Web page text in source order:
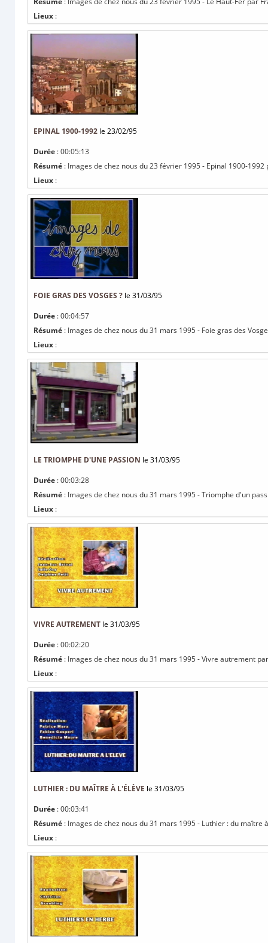
Lieux :
EPINAL 1900-1992 le 23/02/95
Durée : 00:05:13
Résumé : Images de chez nous du 23 février 1995 - Epinal 1900-
Lieux :
FOIE GRAS DES VOSGES ? le 31/03/95
Durée : 00:04:57
Résumé : Images de chez nous du 31 mars 1995 - Foie gras des
Lieux :
LE TRIOMPHE D'UNE PASSION le 31/03/95
Durée : 00:03:28
Résumé : Images de chez nous du 31 mars 1995 - Triomphe d'un
Lieux :
VIVRE AUTREMENT le 31/03/95
Durée : 00:02:20
Résumé : Images de chez nous du 31 mars 1995 - Vivre autrement
Lieux :
LUTHIER : DU MAÎTRE À L'ÉLÈVE le 31/03/95
Durée : 00:03:41
Résumé : Images de chez nous du 31 mars 1995 - Luthier : du
Lieux :